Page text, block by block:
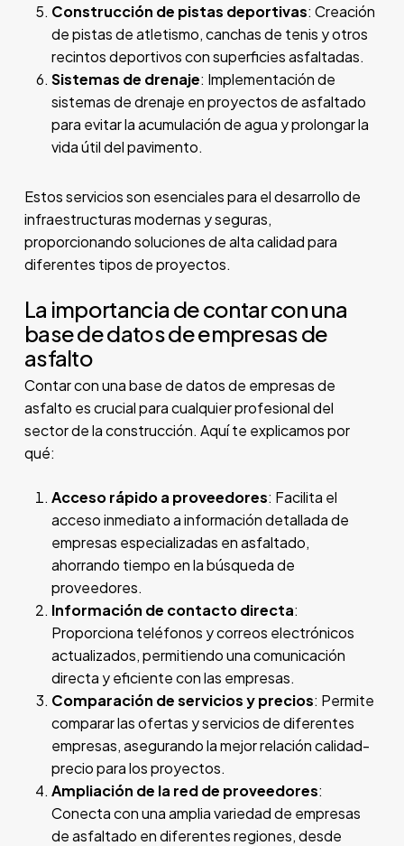
Construcción de pistas deportivas: Creación
de pistas de atletismo, canchas de tenis y otros
recintos deportivos con superficies asfaltadas.
Sistemas de drenaje: Implementación de
sistemas de drenaje en proyectos de asfaltado
para evitar la acumulación de agua y prolongar la
vida útil del pavimento.
Estos servicios son esenciales para el desarrollo de
infraestructuras modernas y seguras,
proporcionando soluciones de alta calidad para
diferentes tipos de proyectos.
La importancia de contar con una
base de datos de empresas de
asfalto
Contar con una base de datos de empresas de
asfalto es crucial para cualquier profesional del
sector de la construcción. Aquí te explicamos por
qué:
Acceso rápido a proveedores: Facilita el
acceso inmediato a información detallada de
empresas especializadas en asfaltado,
ahorrando tiempo en la búsqueda de
proveedores.
Información de contacto directa:
Proporciona teléfonos y correos electrónicos
actualizados, permitiendo una comunicación
directa y eficiente con las empresas.
Comparación de servicios y precios: Permite
comparar las ofertas y servicios de diferentes
empresas, asegurando la mejor relación calidad-
precio para los proyectos.
Ampliación de la red de proveedores:
Conecta con una amplia variedad de empresas
de asfaltado en diferentes regiones, desde